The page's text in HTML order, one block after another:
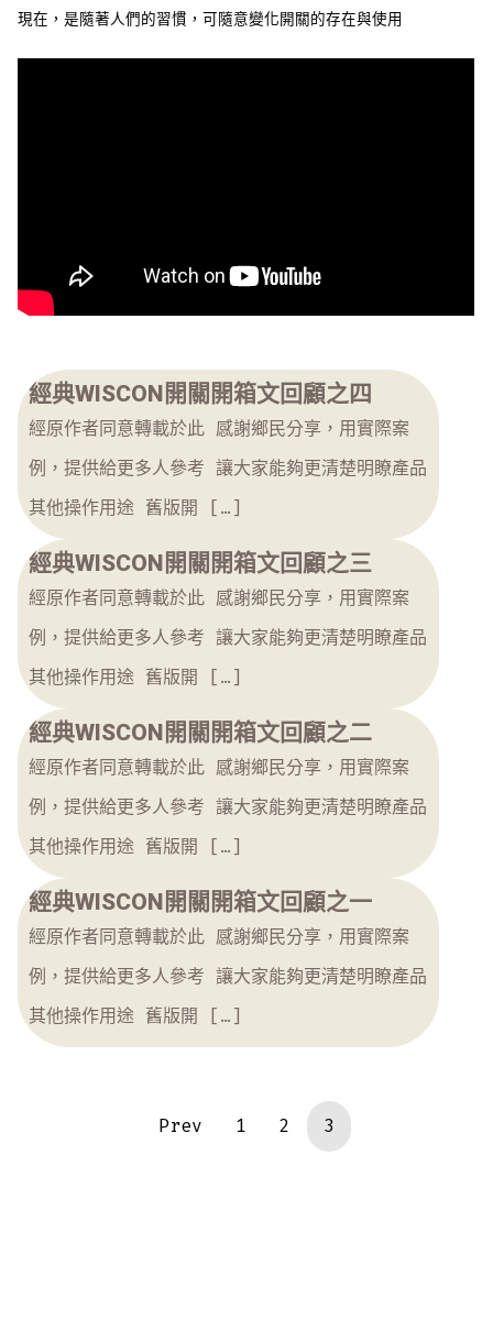
現在，是隨著人們的習慣，可隨意變化開關的存在與使用
經典WISCON開關開箱文回顧之四
經原作者同意轉載於此 感謝鄉民分享，用實際案
例，提供給更多人參考 讓大家能夠更清楚明瞭產品
其他操作用途 舊版開 […]
經典WISCON開關開箱文回顧之三
經原作者同意轉載於此 感謝鄉民分享，用實際案
例，提供給更多人參考 讓大家能夠更清楚明瞭產品
其他操作用途 舊版開 […]
經典WISCON開關開箱文回顧之二
經原作者同意轉載於此 感謝鄉民分享，用實際案
例，提供給更多人參考 讓大家能夠更清楚明瞭產品
其他操作用途 舊版開 […]
經典WISCON開關開箱文回顧之一
經原作者同意轉載於此 感謝鄉民分享，用實際案
例，提供給更多人參考 讓大家能夠更清楚明瞭產品
其他操作用途 舊版開 […]
Prev 1 2 3